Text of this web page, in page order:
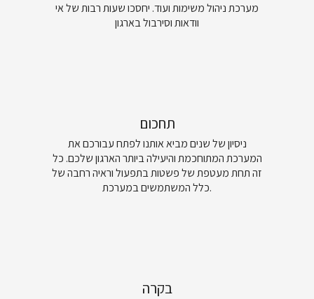
מערכת ניהול משימות ועוד. יחסכו שעות רבות של אי
וודאות וסירבול בארגון
תחכום
ניסיון של שנים מביא אותנו לפתח עבורכם את
המערכת המתוחכמת והיעילה ביותר הארגון שלכם. כל
זה תחת מעטפת של פשטות בתפעול וראיה רחבה של
כלל המשתמשים במערכת.
בקרה